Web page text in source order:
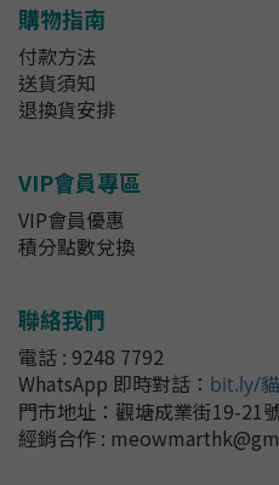
購物指南
付款方法
送貨須知
退換貨安排
VIP會員專區
VIP會員優惠
積分點數兌換
聯絡我們
電話 : 9248 7792
WhatsApp 即時對話 ： bit.ly/
門市地址： 觀塘成業街19-21
經銷合作 :